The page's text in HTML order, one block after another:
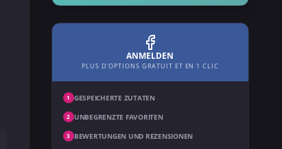
ANMELDEN
PLUS D'OPTIONS GRATUIT ET EN 1 CLIC
1 GESPEICHERTE ZUTATEN
2 UNBEGRENZTE FAVORITEN
3 BEWERTUNGEN UND REZENSIONEN